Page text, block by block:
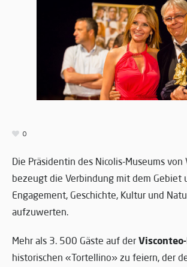
0
Die Präsidentin des Nicolis-Museums von
bezeugt die Verbindung mit dem Gebiet
Engagement, Geschichte, Kultur und
aufzuwerten.
Mehr als 3. 500 Gäste auf der
historischen «Tortellino» zu feiern, der